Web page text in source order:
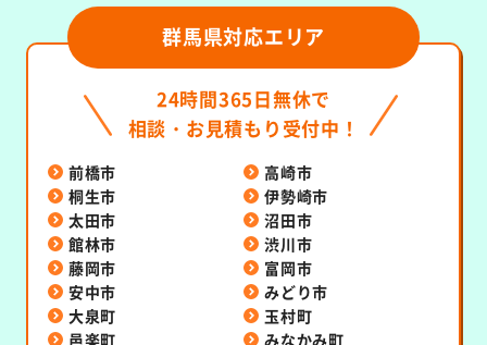
群馬県対応エリア
24時間365日無休で
相談・お見積もり受付中！
前橋市
高崎市
桐生市
伊勢崎市
太田市
沼田市
館林市
渋川市
藤岡市
富岡市
安中市
みどり市
大泉町
玉村町
邑楽町
みなかみ町